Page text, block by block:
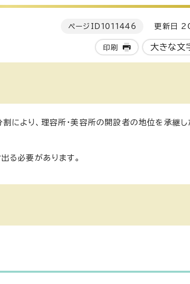
ページID 1011446 更新日
印刷 大きな文
により、理容所・美容所の開設者の地位を承継
る必要があります。